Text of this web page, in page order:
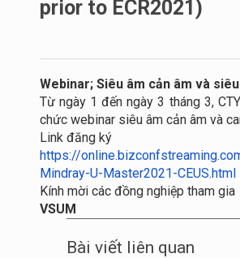
prior to ECR2021)
Webinar; Siêu âm cản âm và
Từ ngày 1 đến ngày 3 tháng 3,
chức webinar siêu âm cản âm và
Link đăng ký
https://online.
Mindray-U-Master2021-CEUS.html
Kính mời các đồng nghiệp tham gia
VSUM
Bài viết liên quan